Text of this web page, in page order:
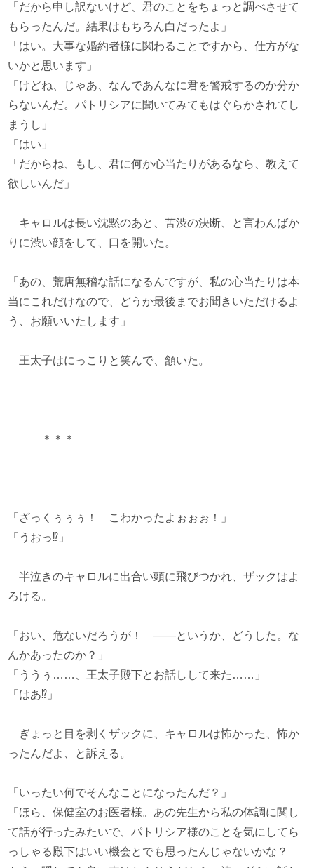
「だから申し訳ないけど、君のことをちょっと調べさせて
もらったんだ。結果はもちろん白だったよ」
「はい。大事な婚約者様に関わることですから、仕方がな
いかと思います」
「けどね、じゃあ、なんであんなに君を警戒するのか分か
らないんだ。パトリシアに聞いてみてもはぐらかされてし
まうし」
「はい」
「だからね、もし、君に何か心当たりがあるなら、教えて
欲しいんだ」
キャロルは長い沈黙のあと、苦渋の決断、と言わんばか
りに渋い顔をして、口を開いた。
「あの、荒唐無稽な話になるんですが、私の心当たりは本
当にこれだけなので、どうか最後までお聞きいただけるよ
う、お願いいたします」
王太子はにっこりと笑んで、頷いた。
＊＊＊
「ざっくぅぅぅ！ こわかったよぉぉぉ！」
「うおっ⁉」
半泣きのキャロルに出合い頭に飛びつかれ、ザックはよ
ろける。
「おい、危ないだろうが！ ――というか、どうした。な
んかあったのか？」
「ううぅ……、王太子殿下とお話しして来た……」
「はあ⁉」
ぎょっと目を剥くザックに、キャロルは怖かった、怖か
ったんだよ、と訴える。
「いったい何でそんなことになったんだ？」
「ほら、保健室のお医者様。あの先生から私の体調に関し
て話が行ったみたいで、パトリシア様のことを気にしてら
っしゃる殿下はいい機会とでも思ったんじゃないかな？